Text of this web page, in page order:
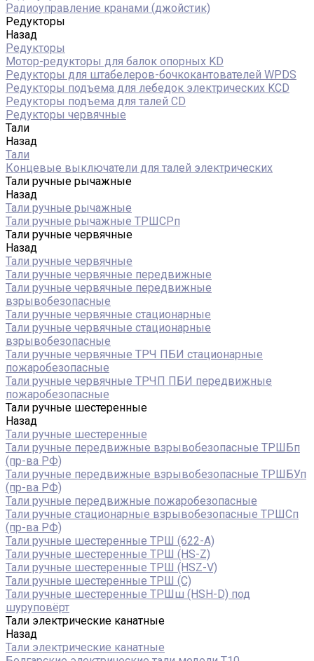
Радиоуправление кранами (джойстик)
Редукторы
Назад
Редукторы
Мотор-редукторы для балок опорных KD
Редукторы для штабелеров-бочкокантователей WPDS
Редукторы подъема для лебедок электрических KCD
Редукторы подъема для талей CD
Редукторы червячные
Тали
Назад
Тали
Концевые выключатели для талей электрических
Тали ручные рычажные
Назад
Тали ручные рычажные
Тали ручные рычажные ТРШСРп
Тали ручные червячные
Назад
Тали ручные червячные
Тали ручные червячные передвижные
Тали ручные червячные передвижные
взрывобезопасные
Тали ручные червячные стационарные
Тали ручные червячные стационарные
взрывобезопасные
Тали ручные червячные ТРЧ ПБИ стационарные
пожаробезопасные
Тали ручные червячные ТРЧП ПБИ передвижные
пожаробезопасные
Тали ручные шестеренные
Назад
Тали ручные шестеренные
Тали ручные передвижные взрывобезопасные ТРШБп
(пр-ва РФ)
Тали ручные передвижные взрывобезопасные ТРШБУп
(пр-ва РФ)
Тали ручные передвижные пожаробезопасные
Тали ручные стационарные взрывобезопасные ТРШСп
(пр-ва РФ)
Тали ручные шестеренные ТРШ (622-A)
Тали ручные шестеренные ТРШ (HS-Z)
Тали ручные шестеренные ТРШ (HSZ-V)
Тали ручные шестеренные ТРШ (С)
Тали ручные шестеренные ТРШш (HSH-D) под
шуруповёрт
Тали электрические канатные
Назад
Тали электрические канатные